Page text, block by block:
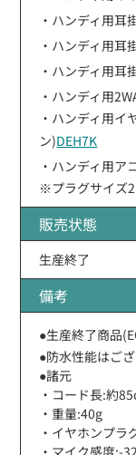
・ハンディ用耳
・ハンディ用耳
・ハンディ用耳
・ハンディ用
・ハンディ用イ
ン)DEH7K
・ハンディ用ア
※プラグサイズ
販売状態
生産終了
備考
●生産終了商品
●防水性能はご
●諸元
・コード長:約
・重量:40g
・イヤホンプラ
・マイク感度:-